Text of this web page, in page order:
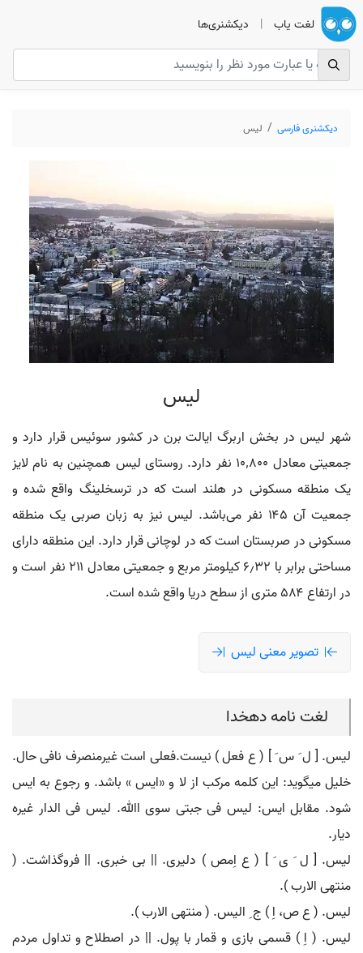
لغت یاب | دیکشنری‌ها
دیکشنری فارسی لیس
لیس
شهر لیس در بخش اربرگ ایالت برن در کشور سوئیس قرار دارد و
جمعیتی معادل ۱۰٬۸۰۰ نفر دارد. روستای لیس همچنین به نام لایز
یک منطقه مسکونی در هلند است که در ترسخلینگ واقع شده و
جمعیت آن ۱۴۵ نفر می‌باشد. لیس نیز به زبان صربی یک منطقه
مسکونی در صربستان است که در لوچانی قرار دارد. این منطقه دارای
مساحتی برابر با ۶٫۳۲ کیلومتر مربع و جمعیتی معادل ۲۱۱ نفر است و
در ارتفاع ۵۸۴ متری از سطح دریا واقع شده است.
تصویر معنی لیس
لغت نامه دهخدا
لیس. [ ل َ س َ ] ( ع فعل ) نیست.فعلی است غیرمنصرف نافی حال.
خلیل میگوید: این کلمه مرکب از لا و «ایس » باشد. و رجوع به ایس
شود. مقابل ایس: لیس فی جبتی سوی اﷲ. لیس فی الدار غیره
دیار.
لیس. [ ل َ ی َ ] ( ع اِمص ) دلیری. || بی خبری. || فروگذاشت. (
منتهی الارب ).
لیس. ( ع ص، اِ ) ج ِ الیس. ( منتهی الارب ).
لیس. ( اِ ) قسمی بازی و قمار با پول. || در اصطلاح و تداول مردم